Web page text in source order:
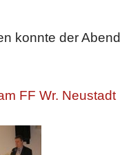
konnte der Abend
FF Wr. Neustadt